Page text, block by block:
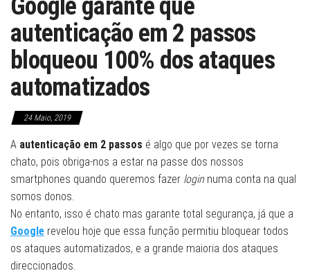
Google garante que
autenticação em 2 passos
bloqueou 100% dos ataques
automatizados
24 Maio, 2019
A autenticação em 2 passos é algo que por vezes se torna
chato, pois obriga-nos a estar na passe dos nossos
smartphones quando queremos fazer login numa conta na qual
somos donos.
No entanto, isso é chato mas garante total segurança, já que a
Google revelou hoje que essa função permitiu bloquear todos
os ataques automatizados, e a grande maioria dos ataques
direccionados.